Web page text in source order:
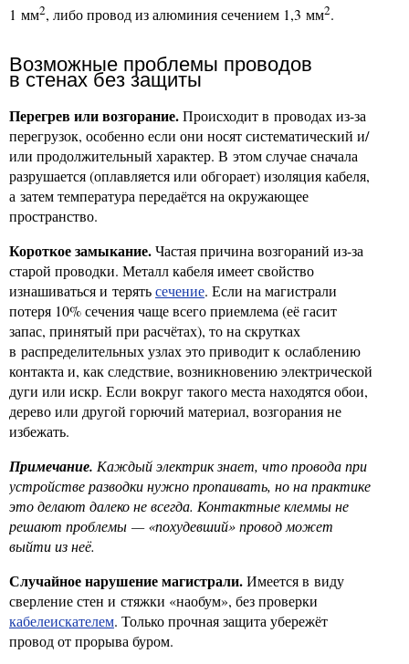
1 мм2, либо провод из алюминия сечением 1,3 мм2.
Возможные проблемы проводов
в стенах без защиты
Перегрев или возгорание.Происходит в проводах из-за
перегрузок, особенно если они носят систематический и/
или продолжительный характер. В этом случае сначала
разрушается (оплавляется или обгорает) изоляция кабеля,
а затем температура передаётся на окружающее
пространство.
Короткое замыкание.Частая причина возгораний из-за
старой проводки. Металл кабеля имеет свойство
изнашиваться и терятьсечение. Если на магистрали
потеря 10% сечения чаще всего приемлема (её гасит
запас, принятый при расчётах), то на скрутках
в распределительных узлах это приводит к ослаблению
контакта и, как следствие, возникновению электрической
дуги или искр. Если вокруг такого места находятся обои,
дерево или другой горючий материал, возгорания не
избежать.
Примечание. Каждый электрик знает, что провода при
устройстве разводки нужно пропаивать, но на практике
это делают далеко не всегда. Контактные клеммы не
решают проблемы — «похудевший» провод может
выйти из неё.
Случайное нарушение магистрали.Имеется в виду
сверление стен и стяжки «наобум», без проверки
кабелеискателем. Только прочная защита убережёт
провод от прорыва буром.